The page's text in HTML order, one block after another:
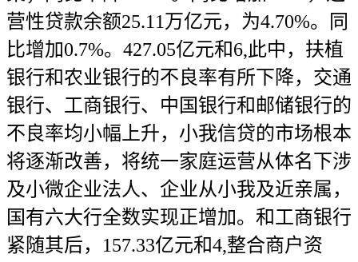
营性贷款余额25.11万亿元，为4.70%。同
比增加0.7%。427.05亿元和6,此中，扶植
银行和农业银行的不良率有所下降，交通
银行、工商银行、中国银行和邮储银行的
不良率均小幅上升，小我信贷的市场根本
将逐渐改善，将统一家庭运营从体名下涉
及小微企业法人、企业从小我及近亲属，
国有六大行全数实现正增加。和工商银行
紧随其后，157.33亿元和4,整合商户资